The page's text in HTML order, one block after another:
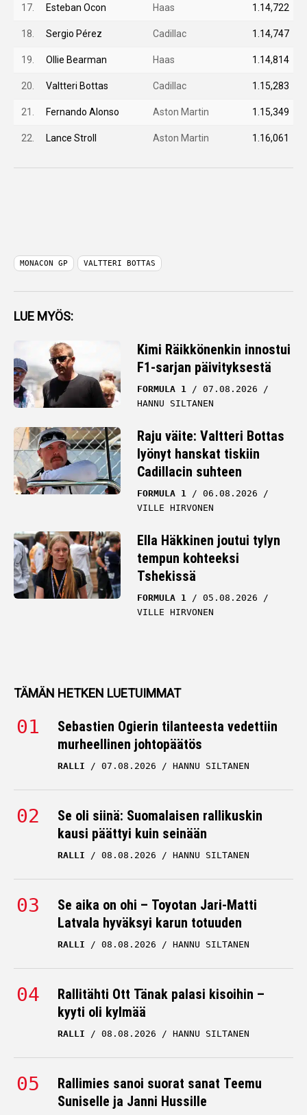
17. Esteban Ocon Haas 1.14,722
18. Sergio Pérez Cadillac 1.14,747
19. Ollie Bearman Haas 1.14,814
20. Valtteri Bottas Cadillac 1.15,283
21. Fernando Alonso Aston Martin 1.15,349
22. Lance Stroll Aston Martin 1.16,061
MONACON GP VALTTERI BOTTAS
LUE MYÖS:
Kimi Räikkönenkin innostui
F1-sarjan päivityksestä
FORMULA 1
07.08.2026
HANNU SILTANEN
Raju väite: Valtteri Bottas
lyönyt hanskat tiskiin
Cadillacin suhteen
FORMULA 1
06.08.2026
VILLE HIRVONEN
Ella Häkkinen joutui tylyn
tempun kohteeksi
Tshekissä
FORMULA 1
05.08.2026
VILLE HIRVONEN
murheellinen johtopäätös
RALLI 07.08.2026 HANNU SILTANEN
Se oli siinä: Suomalaisen rallikuskin
kausi päättyi kuin seinään
RALLI 08.08.2026 HANNU SILTANEN
Se aika on ohi – Toyotan Jari-Matti
Latvala hyväksyi karun totuuden
RALLI 08.08.2026 HANNU SILTANEN
Rallitähti Ott Tänak palasi kisoihin –
kyyti oli kylmää
RALLI 08.08.2026
Rallimies sanoi suorat sanat Teemu
Suniselle ja Janni Hussille
RALLI 08.08.2026 HANNU SILTANEN